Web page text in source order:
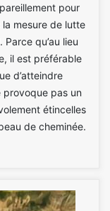
pour
mesure de lutte
qu’au lieu
il est préférable
d’atteindre
provoque pas un
étincelles
de cheminée.